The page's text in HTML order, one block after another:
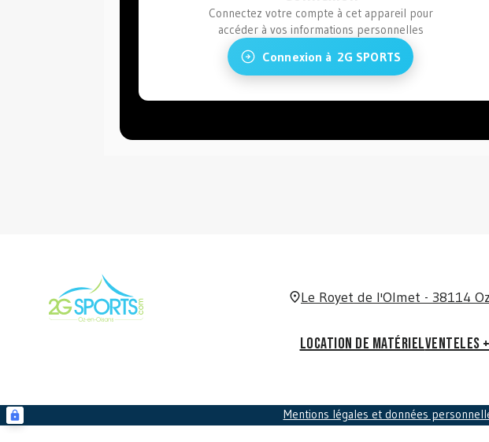
Connectez votre compte à cet appareil pour
accéder à vos informations personnelles
Connexion à 2G SPORTS
Le Royet de l'Olmet - 38114
Location de matérielVenteLes
Mentions légales et données